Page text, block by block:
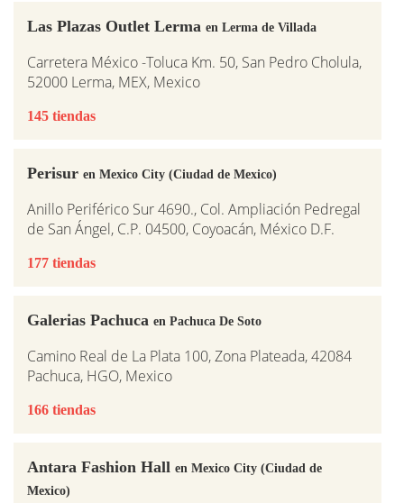
Las Plazas Outlet Lerma en Lerma de Villada
Carretera México -Toluca Km. 50, San Pedro Cholula,
52000 Lerma, MEX, Mexico
145 tiendas
Perisur en Mexico City (Ciudad de Mexico)
Anillo Periférico Sur 4690., Col. Ampliación Pedregal
de San Ángel, C.P. 04500, Coyoacán, México D.F.
177 tiendas
Galerias Pachuca en Pachuca De Soto
Camino Real de La Plata 100, Zona Plateada, 42084
Pachuca, HGO, Mexico
166 tiendas
Antara Fashion Hall en Mexico City (Ciudad de
Mexico)